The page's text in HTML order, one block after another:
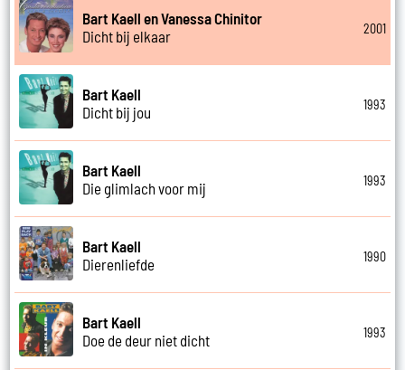
Bart Kaell en Vanessa Chinitor
Dicht bij elkaar
2001
Bart Kaell
Dicht bij jou
1993
Bart Kaell
Die glimlach voor mij
1993
Bart Kaell
Dierenliefde
1990
Bart Kaell
Doe de deur niet dicht
1993